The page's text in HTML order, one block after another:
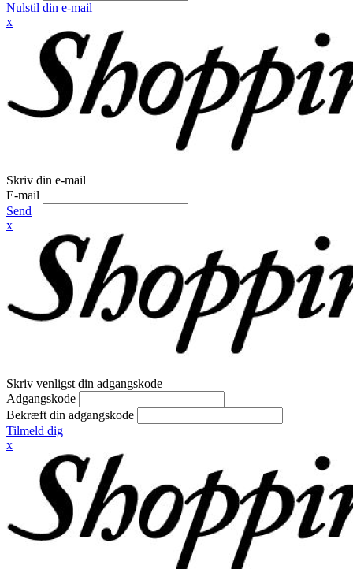
Nulstil din e-mail
x
Skriv din e-mail
E-mail
Send
x
Skriv venligst din adgangskode
Adgangskode
Bekræft din adgangskode
Tilmeld dig
x